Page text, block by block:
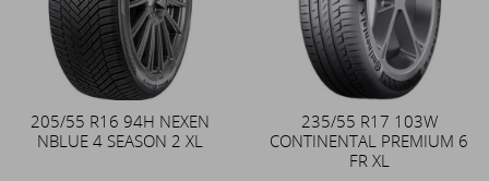
205/55 R16 94H NEXEN
NBLUE 4 SEASON 2 XL
235/55 R17 103W
CONTINENTAL PREMIUM 6
FR XL
Duše 12x4 (4.00-4) kovový
zahnutý ventil TR87